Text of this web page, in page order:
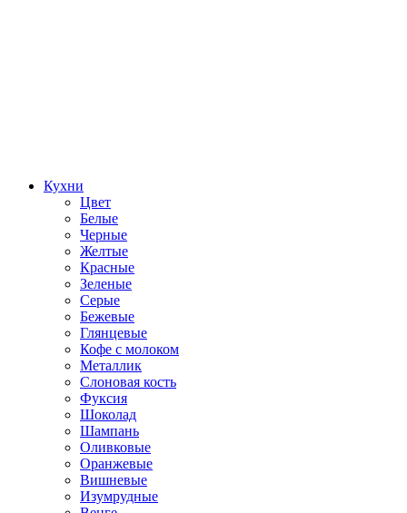
Кухни
Цвет
Белые
Черные
Желтые
Красные
Зеленые
Серые
Бежевые
Глянцевые
Кофе с молоком
Металлик
Слоновая кость
Фуксия
Шоколад
Шампань
Оливковые
Оранжевые
Вишневые
Изумрудные